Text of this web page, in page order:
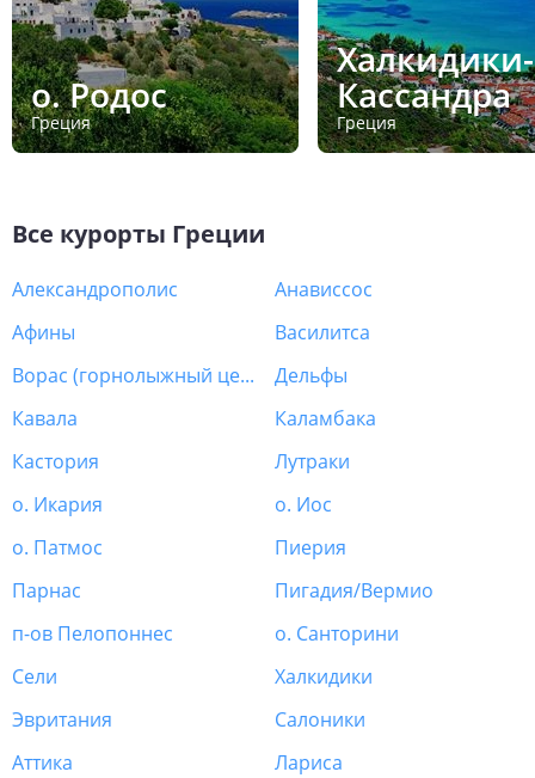
о. Родос
Греция
Халкидики-
Кассандра
Греция
Все курорты Греции
Александрополис
Анависсос
Афины
Василитса
Ворас (горнолыжный центр)
Дельфы
Кавала
Каламбака
Кастория
Лутраки
о. Икария
о. Иос
о. Патмос
Пиерия
Парнас
Пигадия/Вермио
п-ов Пелопоннес
о. Санторини
Сели
Халкидики
Эвритания
Салоники
Аттика
Лариса